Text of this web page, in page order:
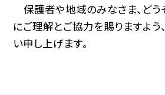
保護者や地域のみなさま、ど
にご理解とご協力を賜りますよう
い申し上げます。